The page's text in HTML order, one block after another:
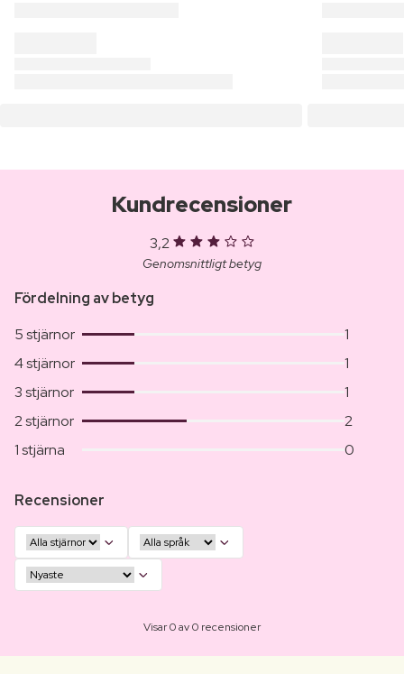
Kundrecensioner
3,2
Genomsnittligt betyg
Fördelning av betyg
5 stjärnor
1
4 stjärnor
1
3 stjärnor
1
2 stjärnor
2
1 stjärna
0
Recensioner
Visar 0 av 0 recensioner